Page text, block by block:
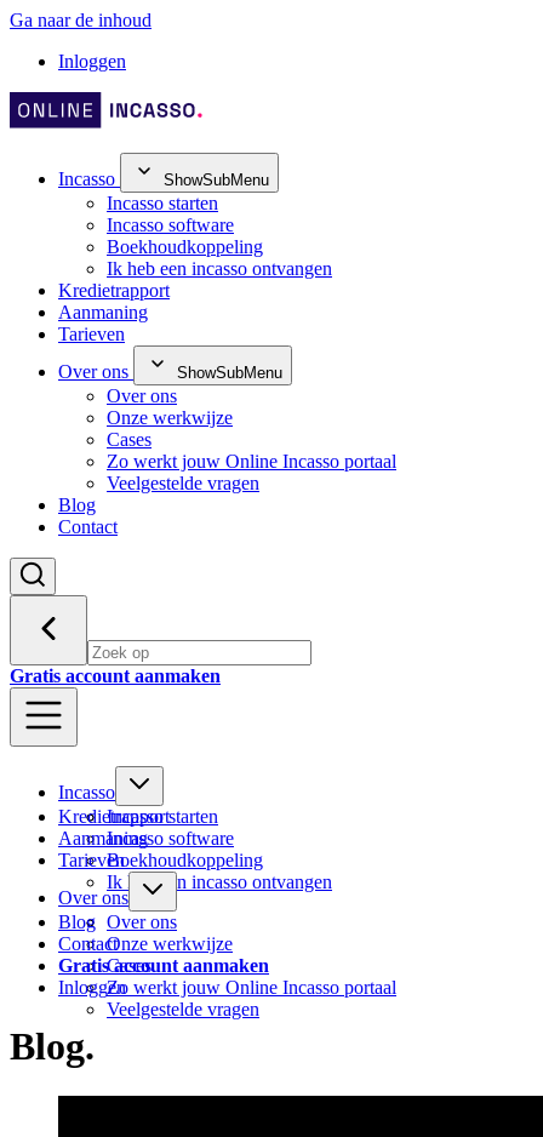
Ga naar de inhoud
Inloggen
Incasso ShowSubMenu
Incasso starten
Incasso software
Boekhoudkoppeling
Ik heb een incasso ontvangen
Kredietrapport
Aanmaning
Tarieven
Over ons
ShowSubMenu
Over ons
Onze werkwijze
Cases
Zo werkt jouw Online Incasso portaal
Veelgestelde vragen
Blog
Contact
Gratis account aanmaken
Incasso
Incasso starten
Incasso software
Boekhoudkoppeling
Ik heb een incasso ontvangen
Kredietrapport
Aanmaning
Tarieven
Over ons
Over ons
Onze werkwijze
Cases
Zo werkt jouw Online Incasso portaal
Veelgestelde vragen
Blog
Contact
Gratis account aanmaken
Inloggen
Blog.